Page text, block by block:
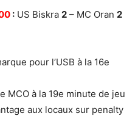
: US Biskra 2 – MC Oran 2
pour l’USB à la 16e
MCO à la 19e minute de jeu
aux locaux sur penalty